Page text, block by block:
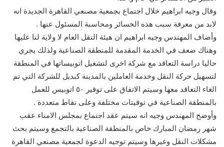
وقال وجيه ابراهيم خلال اجتماع بجمعية مصنعي القاهرة الجديدة انه
لابد من معرفة سبب هذه الخسائر ومحاسبة المسئول عنها .
وأضاف المهندس وجيه ابراهيم ان هيئة النقل العام لا ولاية لنا عليها
وهناك ضعف في الخدمة المقدمة للمنطقة الصناعية ولذلك يجري
حاليا دراسة التعاقد مع شركة اخرى لتشغيل اتوبيساتها في المنطقة
لتسهيل حركة النقل وخدمة العاملين بالمدينة كبديل للشركة التي تم
الغاء التعاقد معها وسيتم الاتفاق على توفير ٥٠ اتوبيس للعمل
بالمنطقة الصناعية في توقيتات مختلفة وعلى نقاط متعددة .
وأوضح المهندس وجيه انه سيتم عقد اجتماع بمجلس الامناء عقب
شهر رمضان المبارك خاص بالمنطقة الصناعية بالتجمع وسيتم بحث
مشكلات النقل وغيرها وسيتم توجيه الدعوة لجمعية مصنعي القاهرة